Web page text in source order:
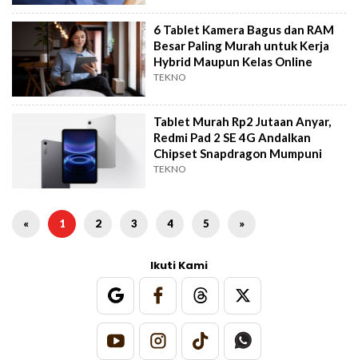
6 Tablet Kamera Bagus dan RAM
Besar Paling Murah untuk Kerja
Hybrid Maupun Kelas Online
TEKNO
Tablet Murah Rp2 Jutaan Anyar,
Redmi Pad 2 SE 4G Andalkan
Chipset Snapdragon Mumpuni
TEKNO
« 1 2 3 4 5 »
Ikuti Kami